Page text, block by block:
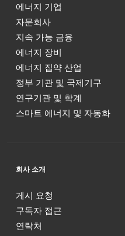
에너지 기업
자문회사
지속 가능 금융
에너지 장비
에너지 집약 산업
정부 기관 및 국제기구
연구기관 및 학계
스마트 에너지 및 자동화
회사 소개
게시 요청
구독자 접근
연락처